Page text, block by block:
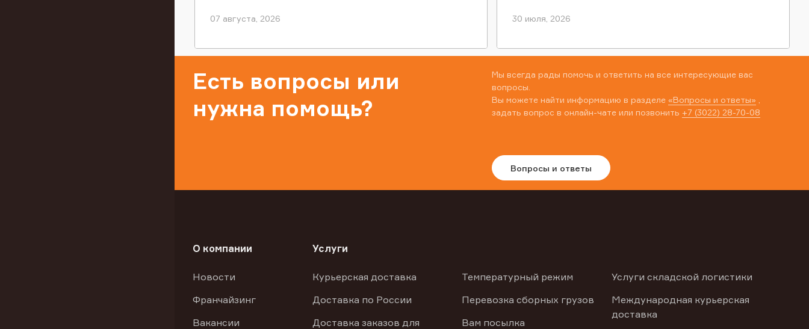
07 августа, 2026 30 июля, 2026
Есть вопросы или
нужна помощь?
Мы всегда рады помочь и ответить на все интересующие вас
вопросы.
Вы можете найти информацию в разделе «Вопросы и ответы»
задать вопрос в онлайн-чате или позвонить +7 (3022) 28-70-08
Вопросы и ответы
О компании
Новости
Франчайзинг
Вакансии
Услуги
Курьерская доставка
Доставка по России
Доставка заказов для
Температурный режим
Перевозка сборных грузов
Вам посылка
Услуги складской логистики
Международная курьерская
доставка